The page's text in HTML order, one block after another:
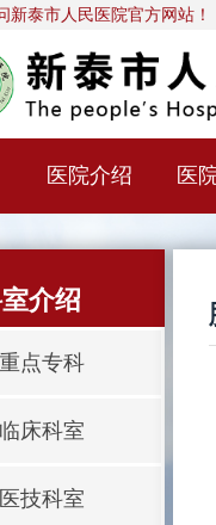
新泰市人民医院官方网站！
医院介绍 医
介绍
重点专科
临床科室
医技科室